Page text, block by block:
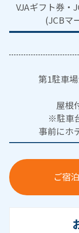
VJAギフト券・
(JCBマ
第1駐車
屋根
※駐車
事前にホ
ご宿